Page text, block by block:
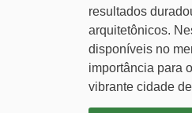
resultados
arquitetônicos.
disponíveis no
importância para
vibrante cidade de